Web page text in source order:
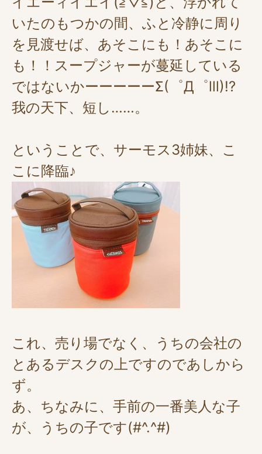
いたのもつかの間、ふと冷静に周り
を見渡せば、あそこにも！あそこに
も！！スープジャーが蔓延している
ではないかーーーーーΣ(゜Д゜lll)!?
我の天下、短し……。
ということで、サーモス3姉妹、こ
こに降臨♪
これ、売り場でなく、うちの会社の
とあるデスクの上ですのであしから
ず。
あ、ちなみに、手前の一番美人な子
が、うちの子です(#^.^#)